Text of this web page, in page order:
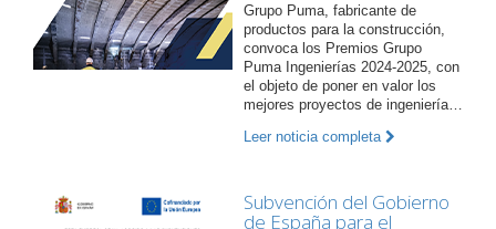
Grupo Puma, fabricante de
productos para la construcción,
convoca los Premios Grupo
Puma Ingenierías 2024-2025, con
el objeto de poner en valor los
mejores proyectos de ingeniería…
Leer noticia completa
Subvención del Gobierno
de España para el